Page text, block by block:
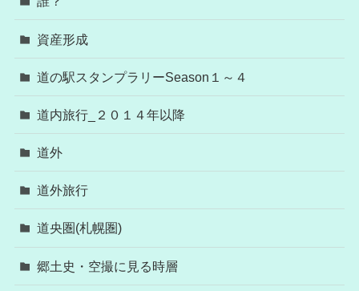
資産形成
道の駅スタンプラリーSeason１～４
道内旅行_２０１４年以降
道外
道外旅行
道央圏(札幌圏)
郷土史・空撮に見る時層